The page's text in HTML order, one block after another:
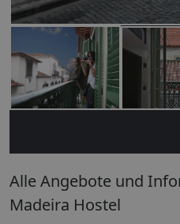
Alle Angebote und
Madeira Hostel